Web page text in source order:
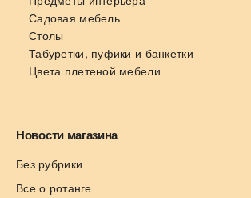
Садовая мебель
Столы
Табуретки, пуфики и банкетки
Цвета плетеной мебели
Новости магазина
Без рубрики
Все о ротанге